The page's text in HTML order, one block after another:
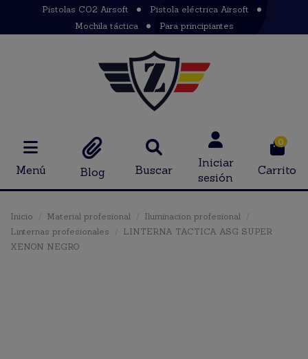
Pistolas CO2 Airsoft
Pistola eléctrica Airsoft
Mochila táctica
Para principiantes
Menú Blog Buscar
Iniciar
sesión
0
Carrito
Inicio Material profesional
Iluminacion profesional
Linternas profesionales
LINTERNA TACTICA ASG SUPER
XENON NEGRO